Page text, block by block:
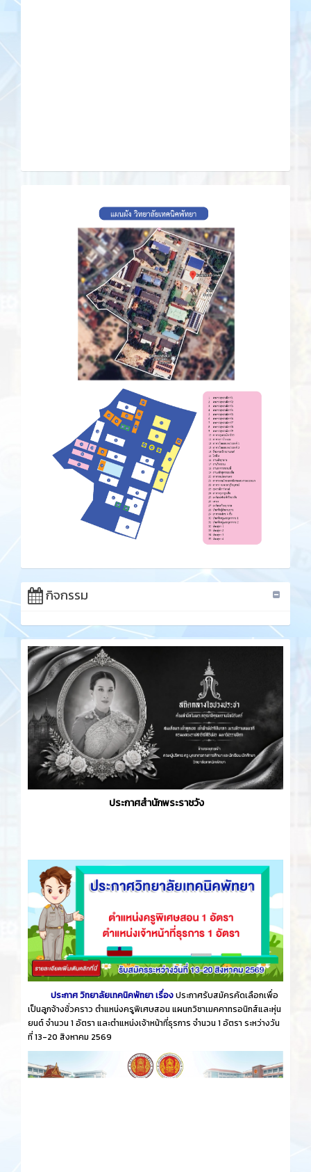
กิจกรรม
ประกาศสำนักพระราชวัง
ประกาศ วิทยาลัยเทคนิคพัทยา เรื่องประกาศรับสมัครคัดเลือกเพื่อ
เป็นลูกจ้างชั่วคราว ตำแหน่งครูพิเศษสอน แผนกวิชาเมคคาทรอนิกส์และหุ่น
ยนต์ จำนวน 1 อัตรา และตำแหน่งเจ้าหน้าที่ธุรการ จำนวน 1 อัตรา ระหว่างวัน
ที่ 13-20 สิงหาคม 2569